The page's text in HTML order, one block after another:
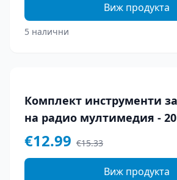
Виж продукта
5 налични
Комплект инструменти
на радио мултимедия -
€12.99 €15.33
Виж продукта